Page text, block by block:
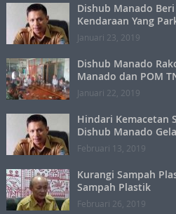
Dishub Manado Beri
Kendaraan Yang
Januari 23, 2019
Dishub Manado
Manado dan POM
Januari 22, 2019
Hindari Kemacetan
Dishub Manado
Februari 13, 2019
Kurangi Sampah
Sampah Plastik
Februari 26, 2019